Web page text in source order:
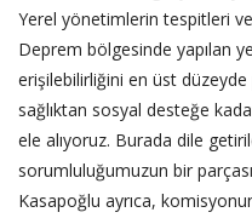
Yerel yönetimlerin tespitleri
Deprem bölgesinde yapılan
erişilebilirliğini en üst düzeyde
sağlıktan sosyal desteğe
ele alıyoruz. Burada dile
sorumluluğumuzun bir
Kasapoğlu ayrıca,